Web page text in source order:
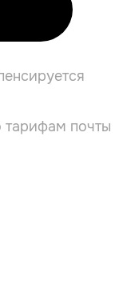
тарифам почты